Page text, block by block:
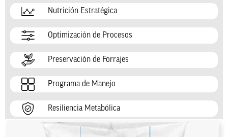
Nutrición Estratégica
Optimización de Procesos
Preservación de Forrajes
Programa de Manejo
Resiliencia Metabólica